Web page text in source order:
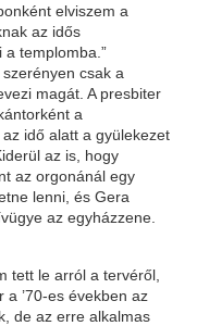
elviszem a
az idős
templomba.”
csak a
magát. A presbiter
a
idő alatt a gyülekezet
az is, hogy
az orgonánál egy
lenni, és Gera
az egyházzene.
tett le arról a tervéről,
a ’70-es években az
de az erre alkalmas